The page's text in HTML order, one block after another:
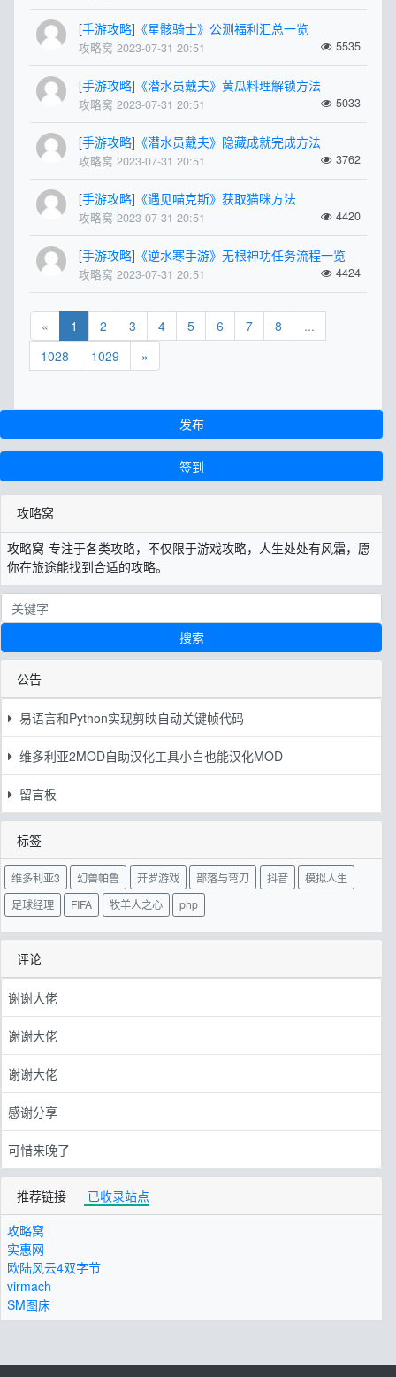
[手游攻略] 《星骸骑士》公测福利汇总一览
攻略窝 2023-07-31 20:51 5535
[手游攻略] 《潜水员戴夫》黄瓜料理解锁方法
攻略窝 2023-07-31 20:51 5033
[手游攻略] 《潜水员戴夫》隐藏成就完成方法
攻略窝 2023-07-31 20:51 3762
[手游攻略] 《遇见喵克斯》获取猫咪方法
攻略窝 2023-07-31 20:51 4420
[手游攻略] 《逆水寒手游》无根神功任务流程一览
攻略窝 2023-07-31 20:51 4424
« 1 2 3 4 5 6 7 8
...
1028
1029 »
发布
签到
攻略窝
攻略窝-专注于各类攻略，不仅限于游戏攻略，人生处处有风霜，愿
你在旅途能找到合适的攻略。
搜索
公告
易语言和Python实现剪映自动关键帧代码
维多利亚2MOD自助汉化工具小白也能汉化MOD
留言板
标签
维多利亚3 幻兽帕鲁 开罗游戏 部落与弯刀 抖音
模拟人生
足球经理
FIFA 牧羊人之心 php
评论
谢谢大佬
谢谢大佬
谢谢大佬
感谢分享
可惜来晚了
推荐链接
已收录站点
攻略窝
实惠网
欧陆风云4双字节
virmach
SM图床